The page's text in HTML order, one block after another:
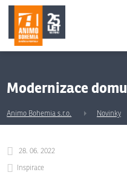
Modernizace domu
Animo Bohemia s.r.o. Novinky
28. 06. 2022
Inspirace